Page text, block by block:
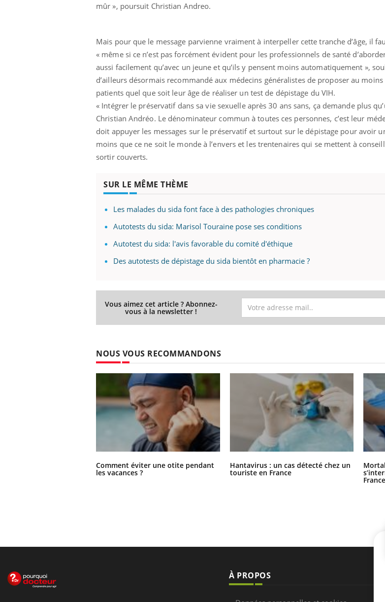
mûr », poursuit Christian Andreo.
Mais pour que le message parvienne vraiment à interpeller cette tranche d’âge, il
« même si ce n’est pas forcément évident pour les professionnels de santé
aussi facilement qu’avec un jeune et qu’ils y pensent moins automatiquement »,
d’ailleurs désormais recommandé aux médecins généralistes de proposer au
patients quel que soit leur âge de réaliser un test de dépistage du VIH.
« Intégrer le préservatif dans sa vie sexuelle après 30 ans sans, ça demande plus
Christian Andréo. Le dénominateur commun à toutes ces personnes, c’est leur
doit appuyer les messages sur le préservatif et surtout sur le dépistage pour avoir
moins que ce ne soit le monde à l’envers et les trentenaires qui se mettent à
sortir couverts.
SUR LE MÊME THÈME
Les malades du sida font face à des pathologies chroniques
Autotests du sida: Marisol Touraine pose ses conditions
Autotest du sida: l'avis favorable du comité d'éthique
Des autotests de dépistage du sida bientôt en pharmacie ?
Vous aimez cet article ? Abonnez-
vous à la newsletter !
NOUS VOUS RECOMMANDONS
Comment éviter une otite pendant
les vacances ?
Hantavirus : un cas détecté chez un
touriste en France
France
À PROPOS